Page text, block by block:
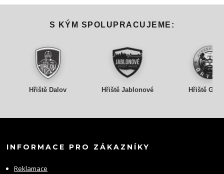
S KÝM SPOLUPRACUJEME:
Hřiště Dalov Hřiště Jablonové Hřiště
INFORMACE PRO ZÁKAZNÍKY
Reklamace